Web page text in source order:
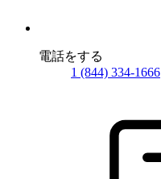
電話をする
1 (844) 334-1666